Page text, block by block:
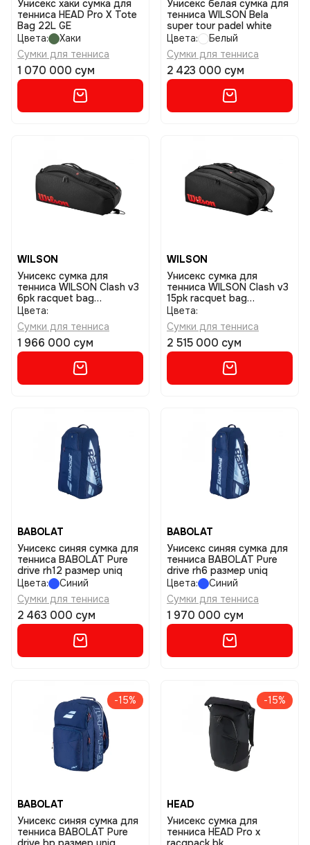
Унисекс хаки сумка для
тенниса HEAD Pro X Tote
Bag 22L GE
Цвета:
Хаки
Сумки для тенниса
1 070 000 сум
Унисекс белая сумка для
тенниса WILSON Bela
super tour padel white
Цвета:
Белый
Сумки для тенниса
2 423 000 сум
WILSON
Унисекс сумка для
тенниса WILSON Clash v3
6pk racquet bag
black/infrared
Цвета:
Сумки для тенниса
1 966 000 сум
WILSON
Унисекс сумка для
тенниса WILSON Clash v3
15pk racquet bag
black/infrared
Цвета:
Сумки для тенниса
2 515 000 сум
BABOLAT
Унисекс синяя сумка для
тенниса BABOLAT Pure
drive rh12 размер uniq
Цвета:
Синий
Сумки для тенниса
2 463 000 сум
BABOLAT
Унисекс синяя сумка для
тенниса BABOLAT Pure
drive rh6 размер uniq
Цвета:
Синий
Сумки для тенниса
1 970 000 сум
-15%
BABOLAT
Унисекс синяя сумка для
тенниса BABOLAT Pure
-15%
HEAD
Унисекс сумка для
тенниса HEAD Pro x